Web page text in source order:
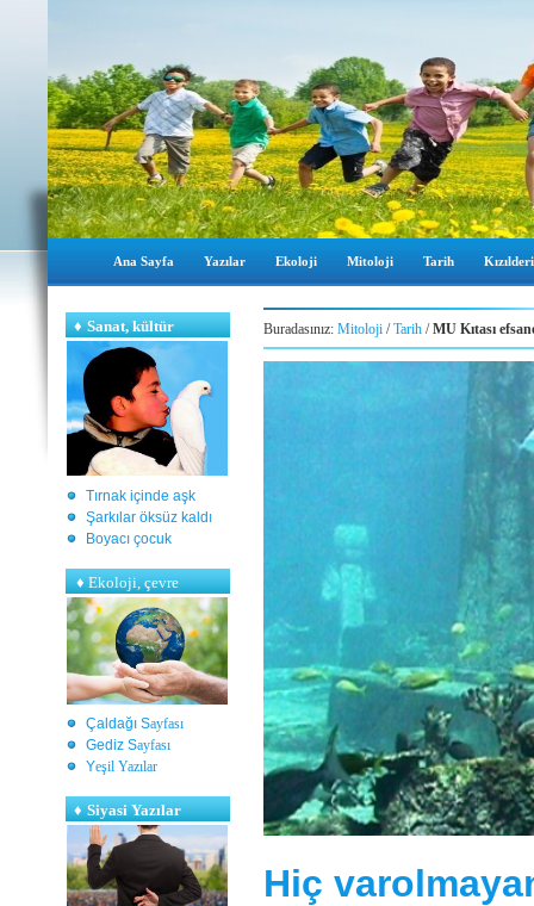
Ana Sayfa Yazılar Ekoloji Mitoloji Tarih
♦ Sanat, kültür
Tırnak içinde aşk
Şarkılar öksüz kaldı
Boyacı çocuk
♦Ekoloji, çevre
Çaldağı Sayfası
Gediz Sayfası
Yeşil Yazılar
♦ Siyasi Yazılar
Buradasınız: Mitoloji /Tarih /MU Kıtası
Hiç